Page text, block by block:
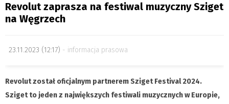
Revolut zaprasza na festiwal muzyczny Sziget
na Węgrzech
23.11.2023 (12:17) informacja prasowa
Revolut został oficjalnym partnerem Sziget Festival 2024.
Sziget to jeden z największych festiwali muzycznych w Europie,